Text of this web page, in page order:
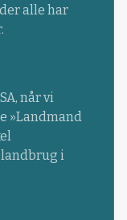
alle har
når vi
»Landmand
landbrug i